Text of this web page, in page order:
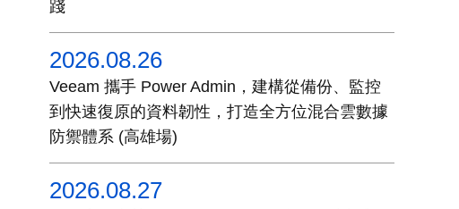
踐
2026.08.26
Veeam 攜手 Power Admin，建構從備份、監控
到快速復原的資料韌性，打造全方位混合雲數據
防禦體系 (高雄場)
2026.08.27